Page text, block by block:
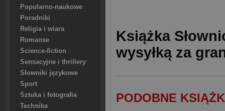
Popularno-naukowe
Poradniki
Religia i wiara
Romanse
Science-fiction
Sensacyjne i thrillery
Słowniki językowe
Sport
Sztuka i fotografia
Technika
Książka
wysyłką za
PODOBNE